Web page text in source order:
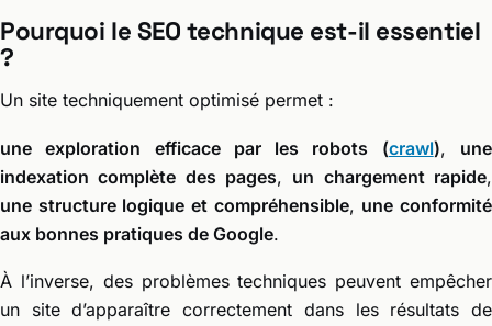
Pourquoi le SEO technique est-il essentiel
?
Un site techniquement optimisé permet :
une exploration efficace par les robots (crawl), une
indexation complète des pages, un chargement rapide,
une structure logique et compréhensible, une conformité
aux bonnes pratiques de Google.
À l’inverse, des problèmes techniques peuvent empêcher
un site d’apparaître correctement dans les résultats de